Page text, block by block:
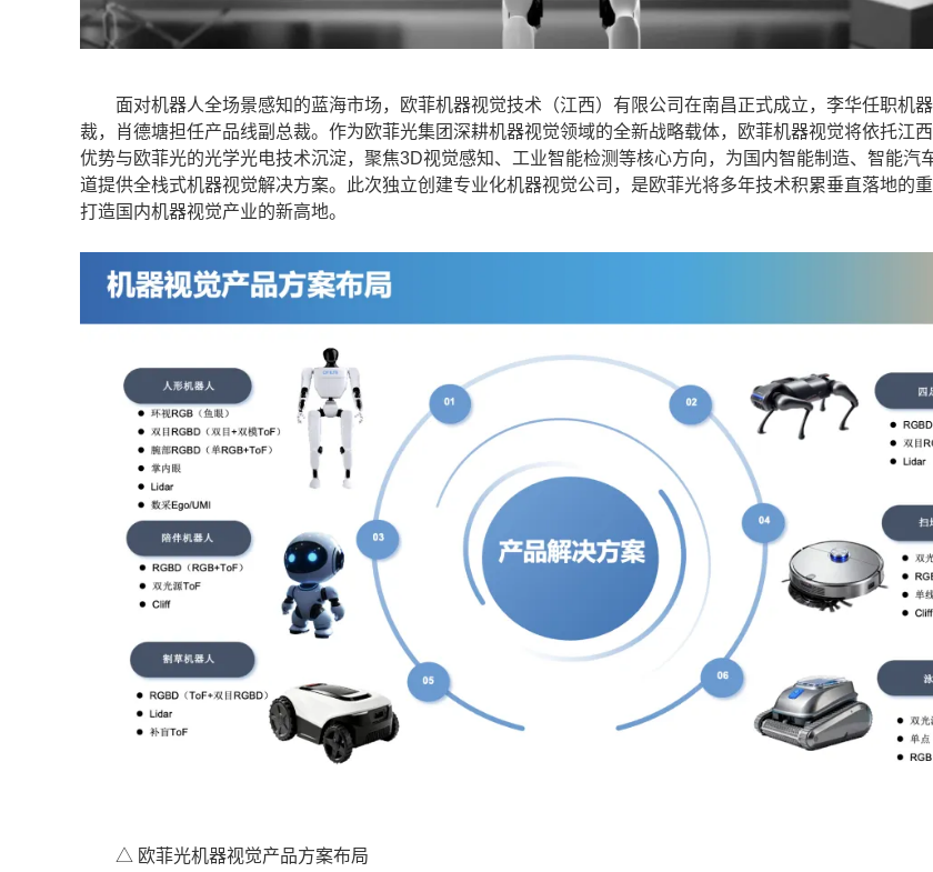
面对机器人全场景感知的蓝海市场，欧菲机器视觉技术（江西）有限公司在南昌正式成立，李华任职机
裁，肖德塘担任产品线副总裁。作为欧菲光集团深耕机器视觉领域的全新战略载体，欧菲机器视觉将依托江
优势与欧菲光的光学光电技术沉淀，聚焦3D视觉感知、工业智能检测等核心方向，为国内智能制造、智能汽
道提供全栈式机器视觉解决方案。此次独立创建专业化机器视觉公司，是欧菲光将多年技术积累垂直落地的
打造国内机器视觉产业的新高地。
△ 欧菲光机器视觉产品方案布局